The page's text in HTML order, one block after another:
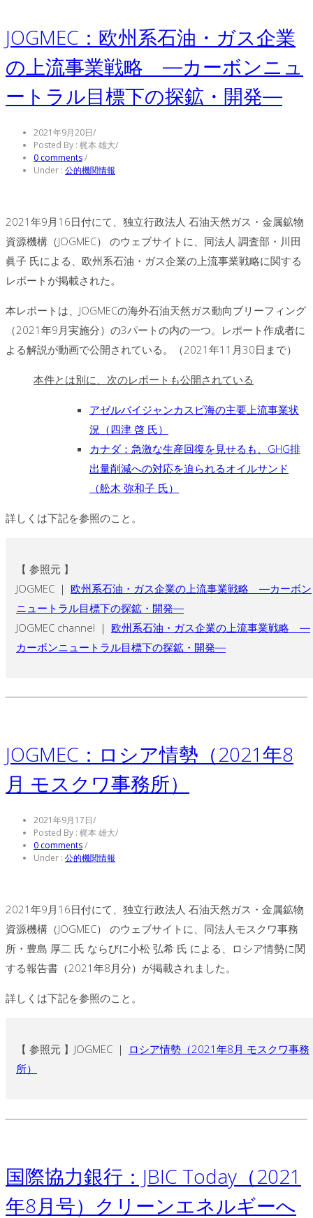
JOGMEC：欧州系石油・ガス企業
の上流事業戦略 ―カーボンニュ
ートラル目標下の探鉱・開発―
2021年9月20日/
Posted By : 梶本 雄大/
0 comments/
Under : 公的機関情報
2021年9月16日付にて、独立行政法人 石油天然ガス・金属鉱物
資源機構（JOGMEC） のウェブサイトに、同法人 調査部・川田
眞子 氏による、欧州系石油・ガス企業の上流事業戦略に関する
レポートが掲載された。
本レポートは、JOGMECの海外石油天然ガス動向ブリーフィング
（2021年9月実施分）の3パートの内の一つ。レポート作成者に
よる解説が動画で公開されている。（2021年11月30日まで）
本件とは別に、次のレポートも公開されている
アゼルバイジャンカスピ海の主要上流事業状
況（四津 啓 氏）
カナダ：急激な生産回復を見せるも、GHG排
出量削減への対応を迫られるオイルサンド
（舩木 弥和子 氏）
詳しくは下記を参照のこと。
【 参照元 】
JOGMEC ｜ 欧州系石油・ガス企業の上流事業戦略 ―カーボン
ニュートラル目標下の探鉱・開発―
JOGMEC channel ｜ 欧州系石油・ガス企業の上流事業戦略 ―
カーボンニュートラル目標下の探鉱・開発―
JOGMEC：ロシア情勢（2021年8
月 モスクワ事務所）
2021年9月17日/
Posted By : 梶本 雄大/
0 comments/
Under : 公的機関情報
2021年9月16日付にて、独立行政法人 石油天然ガス・金属鉱物
資源機構（JOGMEC） のウェブサイトに、同法人モスクワ事務
所・豊島 厚二 氏 ならびに小松 弘希 氏 による、ロシア情勢に関
する報告書（2021年8月分）が掲載されました。
詳しくは下記を参照のこと。
【 参照元 】JOGMEC ｜ ロシア情勢（2021年8月 モスクワ事務
所）
国際協力銀行：JBIC Today（2021
年8月号）クリーンエネルギーへ